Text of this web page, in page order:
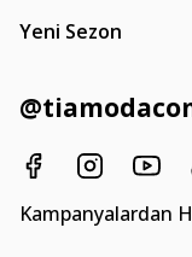
Yeni Sezon
Kampanyalardan